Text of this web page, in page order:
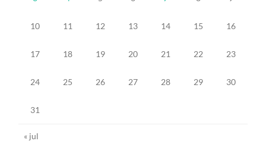
10 11 12 13 14 15 16
17 18 19 20 21 22 23
24 25 26 27 28 29 30
31
« jul